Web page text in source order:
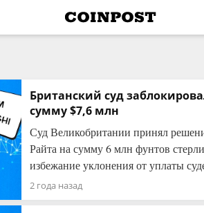
Британский суд
сумму $7,6 млн
Суд Великобритании принял
Райта на сумму 6 млн фунтов
избежание уклонения от уплаты
2 года назад